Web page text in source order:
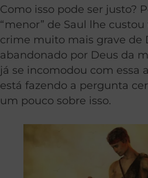
Como isso pode ser justo?
“menor” de Saul lhe
crime muito mais grave de
abandonado por Deus da
já se incomodou com essa
está fazendo a pergunta
um pouco sobre isso.